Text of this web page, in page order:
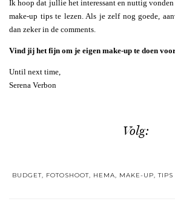
Ik hoop dat jullie het interessant en nuttig
make-up tips te lezen. Als je zelf nog goede,
dan zeker in de comments.
Vind jij het fijn om je eigen make-up te doen
Until next time,
Serena Verbon
Volg:
BUDGET, FOTOSHOOT, HEMA, MAKE-UP,TIPS